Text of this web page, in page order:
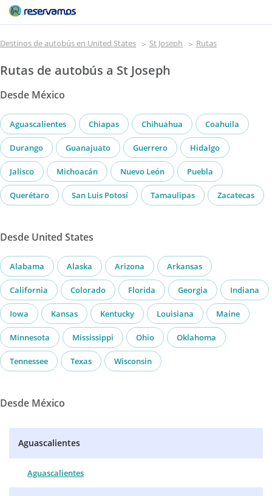
Destinos de autobús en United States St Joseph Rutas
Rutas de autobús a St Joseph
Desde México
Aguascalientes Chiapas Chihuahua Coahuila
Durango Guanajuato Guerrero Hidalgo
Jalisco Michoacán Nuevo León Puebla
Querétaro San Luis Potosí Tamaulipas Zacatecas
Desde United States
Alabama Alaska Arizona Arkansas
California Colorado Florida Georgia Indiana
Iowa Kansas Kentucky Louisiana Maine
Minnesota Mississippi Ohio Oklahoma
Tennessee Texas Wisconsin
Desde México
Aguascalientes
Aguascalientes